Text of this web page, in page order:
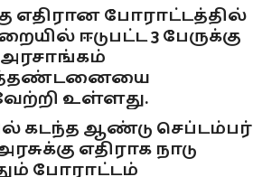
எதிரான போராட்டத்தில்
ஈடுபட்ட 3 பேருக்கு
உள்ளது.
கடந்த ஆண்டு செப்டம்பர்
எதிராக நாடு
போராட்டம்